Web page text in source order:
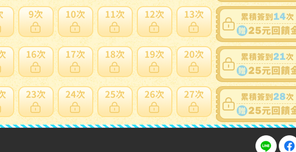
確性，詳細問題說明請使用商品問與答
0523-4朱泥 白泥 急須 茶道具 煎茶道具 中国古美術 古玩 中国アンティーク サイズ：